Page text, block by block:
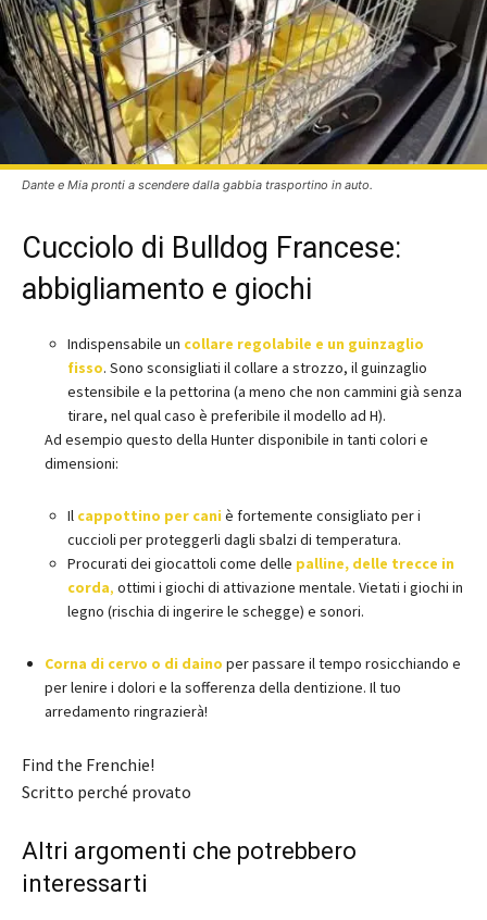
Dante e Mia pronti a scendere dalla gabbia trasportino in auto.
Cucciolo di Bulldog Francese:
abbigliamento e giochi
Indispensabile un collare regolabile e un guinzaglio
fisso. Sono sconsigliati il collare a strozzo, il guinzaglio
estensibile e la pettorina (a meno che non cammini già senza
tirare, nel qual caso è preferibile il modello ad H).
Ad esempio questo della Hunter disponibile in tanti colori e
dimensioni:
Il cappottino per cani è fortemente consigliato per i
cuccioli per proteggerli dagli sbalzi di temperatura.
Procurati dei giocattoli come delle palline, delle trecce in
corda, ottimi i giochi di attivazione mentale. Vietati i giochi in
legno (rischia di ingerire le schegge) e sonori.
Corna di cervo o di daino per passare il tempo rosicchiando e
per lenire i dolori e la sofferenza della dentizione. Il tuo
arredamento ringrazierà!
Find the Frenchie!
Scritto perché provato
Altri argomenti che potrebbero
interessarti